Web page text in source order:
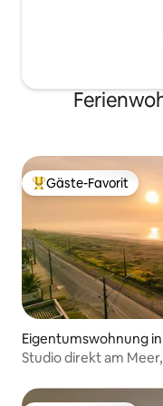
Beliebter Gäste-Favorit.
Gäste-Favorit
Eigentumswohnung
Studio direkt am